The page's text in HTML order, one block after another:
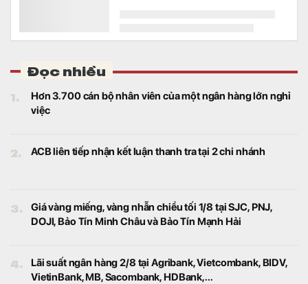
Đọc nhiều
1.
Hơn 3.700 cán bộ nhân viên của một ngân hàng lớn nghỉ
việc
2. ACB liên tiếp nhận kết luận thanh tra tại 2 chi nhánh
3.
Giá vàng miếng, vàng nhẫn chiều tối 1/8 tại SJC, PNJ,
DOJI, Bảo Tín Minh Châu và Bảo Tín Mạnh Hải
4.
Lãi suất ngân hàng 2/8 tại Agribank, Vietcombank, BIDV,
VietinBank, MB, Sacombank, HDBank,...